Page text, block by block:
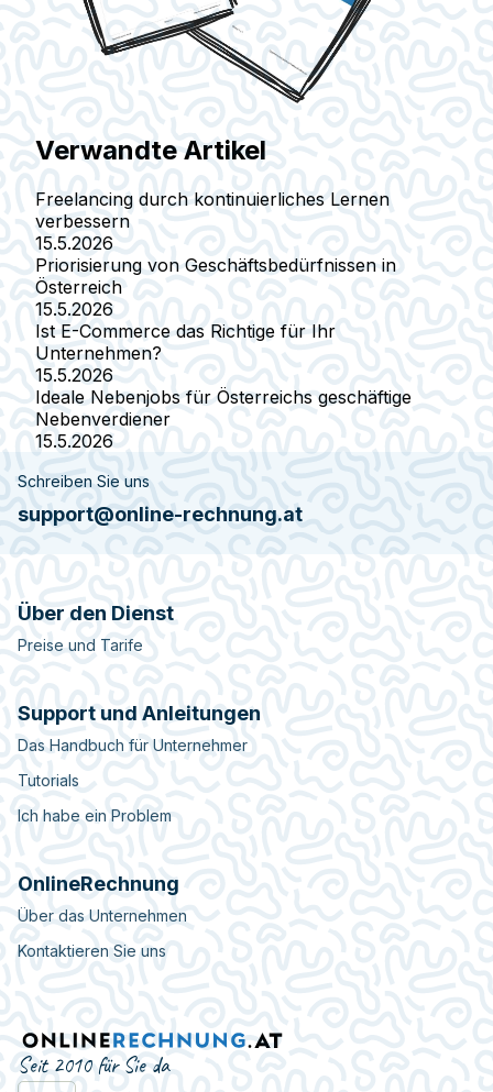
Verwandte Artikel
Freelancing durch kontinuierliches Lernen
verbessern
15.5.2026
Priorisierung von Geschäftsbedürfnissen in
Österreich
15.5.2026
Ist E-Commerce das Richtige für Ihr
Unternehmen?
15.5.2026
Ideale Nebenjobs für Österreichs geschäftige
Nebenverdiener
15.5.2026
Schreiben Sie uns
support@online-rechnung.at
Über den Dienst
Preise und Tarife
Support und Anleitungen
Das Handbuch für Unternehmer
Tutorials
Ich habe ein Problem
OnlineRechnung
Über das Unternehmen
Kontaktieren Sie uns
Seit 2010 für Sie da